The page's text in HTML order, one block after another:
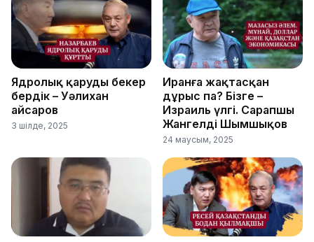
Ядролық қаруды бекер
бердік – Уәлихан
Қайсаров
3 шілде, 2025
Иранға жақтасқан
дұрыс па? Бізге –
Израиль үлгі. Сарапшы
Жангелді Шымшықов
24 маусым, 2025